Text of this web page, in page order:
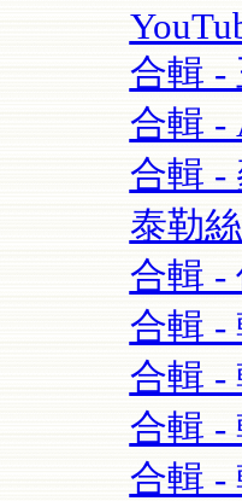
合輯 -
合輯 -
合輯 -
泰勒
合輯 -
合輯 -
合輯 -
合輯 -
合輯 -